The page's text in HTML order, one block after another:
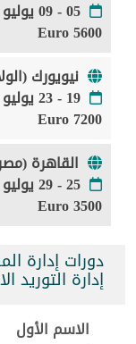
05 - 09 يوليو 2027
5600 Euro
نيويورك
19 - 23 يوليو 2027
7200 Euro
القاهرة
25 - 29 يوليو 2027
3500 Euro
دورات إدارة
إدارة التوريد
الاسم الأول